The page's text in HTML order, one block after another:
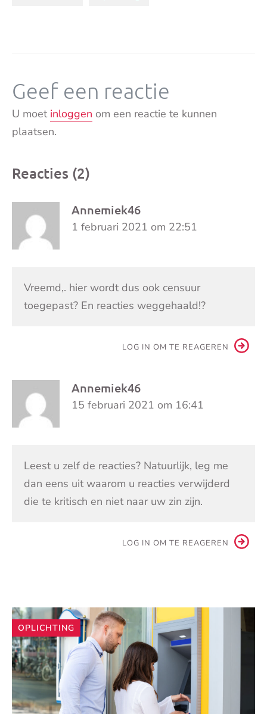
Geef een reactie
U moet inloggen om een reactie te kunnen
plaatsen.
Reacties (2)
Annemiek46
1 februari 2021 om 22:51
Vreemd,. hier wordt dus ook censuur
toegepast? En reacties weggehaald!?
LOG IN OM TE REAGEREN
Annemiek46
15 februari 2021 om 16:41
Leest u zelf de reacties? Natuurlijk, leg me
dan eens uit waarom u reacties verwijderd
die te kritisch en niet naar uw zin zijn.
LOG IN OM TE REAGEREN
Andere
artikelen
OPLICHTING